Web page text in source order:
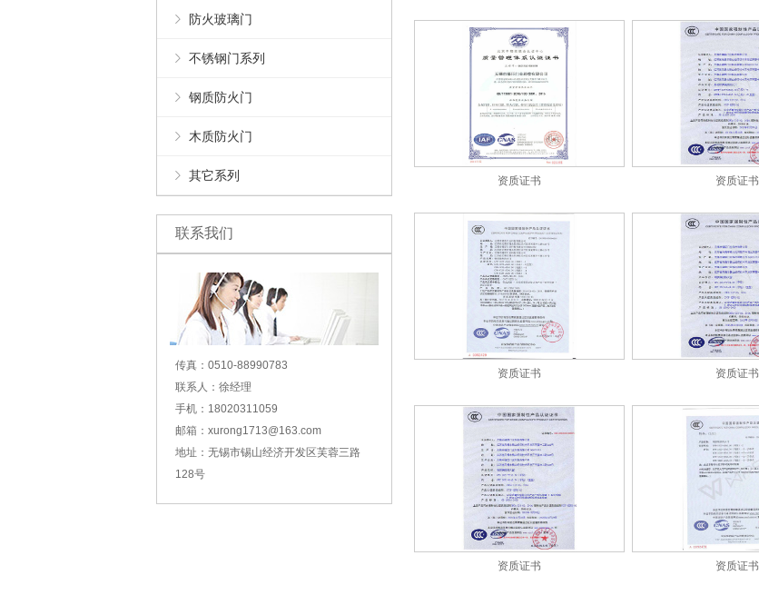
防火玻璃门
不锈钢门系列
钢质防火门
木质防火门
其它系列
联系我们
传真：0510-88990783
联系人：徐经理
手机：18020311059
邮箱：xurong1713@163.com
地址：无锡市锡山经济开发区芙蓉三路
128号
资质证书 资质证书
资质证书 资质证书
资质证书 资质证书